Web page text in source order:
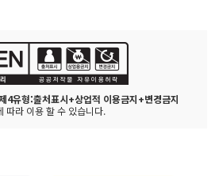
4유형:출처표시+상업적 이용금지+변경금지
따라 이용 할 수 있습니다.